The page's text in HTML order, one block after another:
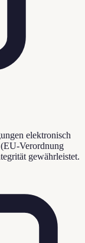
elektronisch
Verordnung
gewährleistet.